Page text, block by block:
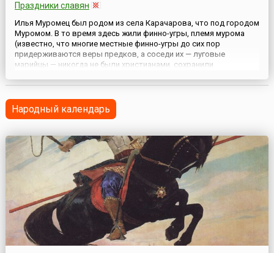
Праздники славян
Илья Муромец был родом из села Карачарова, что под городом
Муромом. В то время здесь жили финно-угры, племя мурома
(известно, что многие местные финно-угры до сих пор
придерживаются веры предков, а соседи их — луговые
марийцы — никогда не были христианами, сохранили
говорит и его имя — искаженное финское Ильмаринен.
Народный календарь